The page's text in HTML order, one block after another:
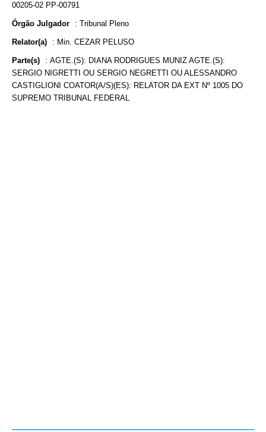
00205-02 PP-00791
Órgão Julgador : Tribunal Pleno
Relator(a) : Min. CEZAR PELUSO
Parte(s) : AGTE.(S): DIANA RODRIGUES MUNIZ AGTE.(S):
SERGIO NIGRETTI OU SERGIO NEGRETTI OU ALESSANDRO
CASTIGLIONI COATOR(A/S)(ES): RELATOR DA EXT Nº 1005 DO
SUPREMO TRIBUNAL FEDERAL